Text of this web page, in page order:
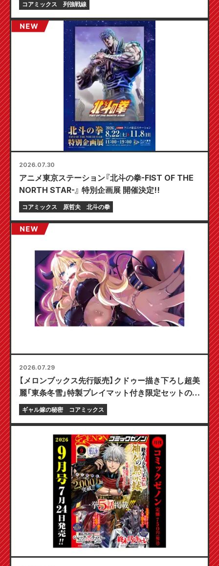
コアミックス 列強戦線
2026.07.30
アニメ東京ステーション『北斗の拳-FIST OF THE
NORTH STAR-』 特別企画展 開催決定!!
コアミックス 原哲夫 北斗の拳
2026.07.29
【メロンブックス先行販売】クドゥー描き下ろし超美
麗「東条冬雪」特製プレイマット付き限定セットの予
約受付開始！『ギャル嫁の秘密』最新第6巻が10月20
日発売予定！
ギャル嫁の秘密 コアミックス